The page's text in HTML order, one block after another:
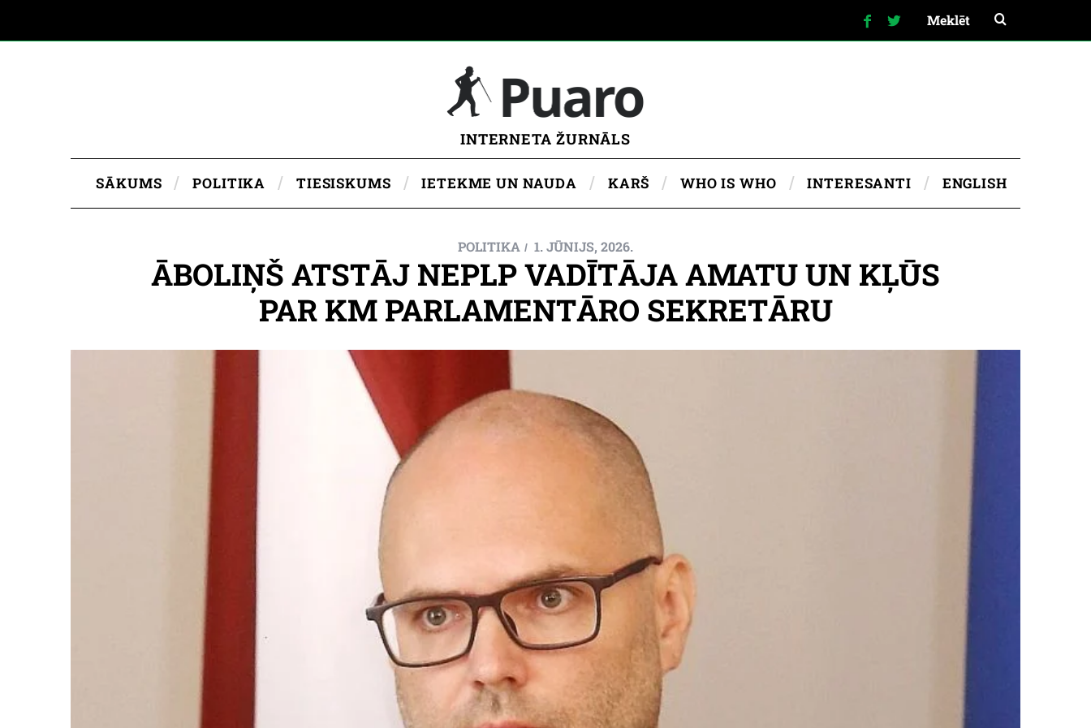
INTERNETA ŽURNĀLS
SĀKUMS POLITIKA TIESISKUMS IETEKME UN NAUDA KARŠ WHO IS WHO INTERESANTI ENGLISH
POLITIKA 1. JŪNIJS, 2026.
ĀBOLIŅŠ ATSTĀJ NEPLP VADĪTĀJA AMATU UN KĻŪS
PAR KM PARLAMENTĀRO SEKRETĀRU